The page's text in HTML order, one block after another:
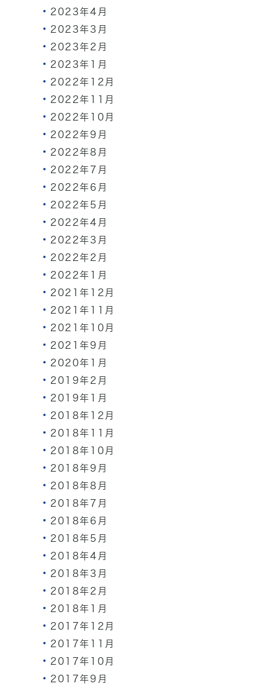
2023年4月
2023年3月
2023年2月
2023年1月
2022年12月
2022年11月
2022年10月
2022年9月
2022年8月
2022年7月
2022年6月
2022年5月
2022年4月
2022年3月
2022年2月
2022年1月
2021年12月
2021年11月
2021年10月
2021年9月
2020年1月
2019年2月
2019年1月
2018年12月
2018年11月
2018年10月
2018年9月
2018年8月
2018年7月
2018年6月
2018年5月
2018年4月
2018年3月
2018年2月
2018年1月
2017年12月
2017年11月
2017年10月
2017年9月